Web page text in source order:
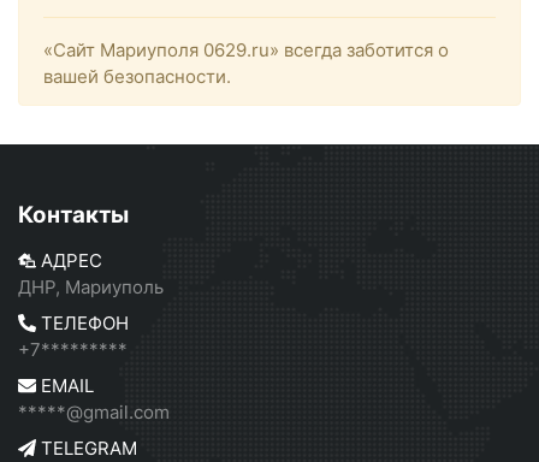
«Сайт Мариуполя 0629.ru» всегда заботится о
вашей безопасности.
Контакты
АДРЕС
ДНР, Мариуполь
ТЕЛЕФОН
+7*********
EMAIL
*****@gmail.com
TELEGRAM